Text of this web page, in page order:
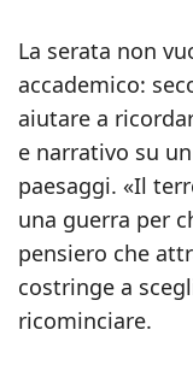
La serata non
accademico:
aiutare a
e narrativo su
paesaggi. «Il
una guerra per
pensiero che
costringe a
ricominciare.